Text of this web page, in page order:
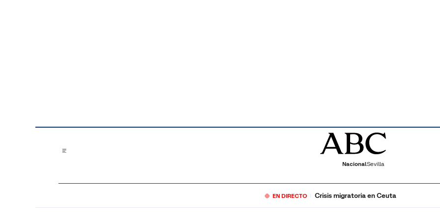
NacionalSevilla
EN DIRECTO Crisis migratoria en Ceuta